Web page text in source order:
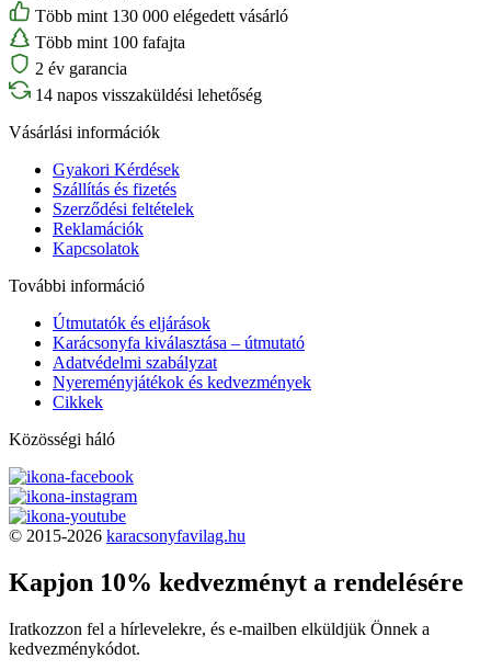
Több mint 130 000 elégedett vásárló
Több mint 100 fafajta
2 év garancia
14 napos visszaküldési lehetőség
Vásárlási információk
Gyakori Kérdések
Szállítás és fizetés
Szerződési feltételek
Reklamációk
Kapcsolatok
További információ
Útmutatók és eljárások
Karácsonyfa kiválasztása – útmutató
Adatvédelmi szabályzat
Nyereményjátékok és kedvezmények
Cikkek
Közösségi háló
© 2015-2026 karacsonyfavilag.hu
Kapjon 10% kedvezményt a rendelésére
Iratkozzon fel a hírlevelekre, és e-mailben elküldjük Önnek a
kedvezménykódot.